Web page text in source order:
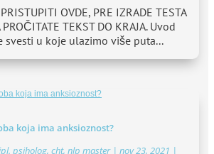
OVDE, PRE IZRADE TESTA
PROČITATE TEKST DO KRAJA. Uvod
svesti u koje ulazimo više puta...
koja ima anksioznost?
psiholog, cht, nlp master| nov 23, 2021 |